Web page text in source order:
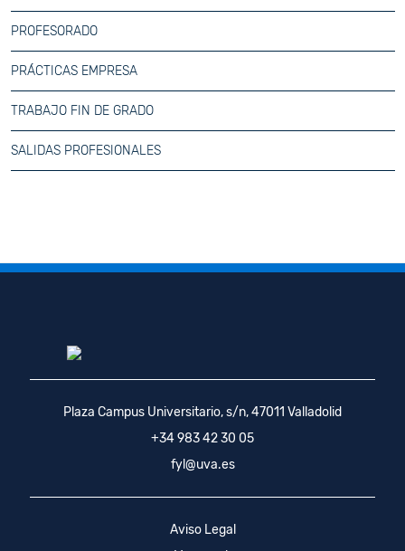
PROFESORADO
PRÁCTICAS EMPRESA
TRABAJO FIN DE GRADO
SALIDAS PROFESIONALES
Plaza Campus Universitario, s/n, 47011 Valladolid
+34 983 42 30 05
fyl@uva.es
Aviso Legal